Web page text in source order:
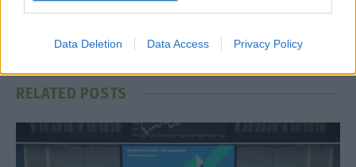
Data Deletion Data Access Privacy Policy
ΕΛΣΤΑΤ: Μείωση 2,5% στον
στη βιομηχανία τον Μάρτιο
εξαπάτηση εκλογέων
RELATED POSTS